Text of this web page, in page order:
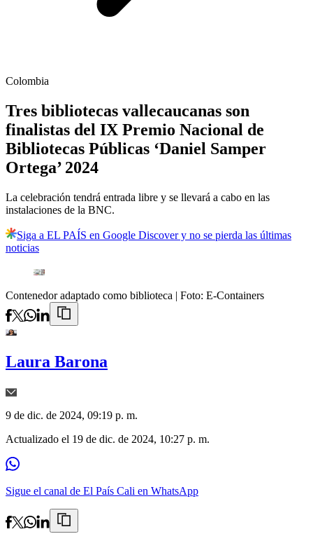
Colombia
Tres bibliotecas vallecaucanas son
finalistas del IX Premio Nacional de
Bibliotecas Públicas ‘Daniel Samper
Ortega’ 2024
La celebración tendrá entrada libre y se llevará a cabo en las
instalaciones de la BNC.
Siga a EL PAÍS en Google Discover y no se pierda las últimas
noticias
Contenedor adaptado como biblioteca | Foto: E-Containers
Laura Barona
9 de dic. de 2024, 09:19 p. m.
Actualizado el 19 de dic. de 2024, 10:27 p. m.
Sigue el canal de El País Cali en WhatsApp